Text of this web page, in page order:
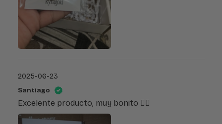
2025-06-23
Santiago
Excelente producto, muy bonito 👌🏻